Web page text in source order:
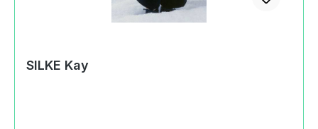
SILKE Laura mit Bekleidung. Die SILKE Laura
Bekleidung ist auch als eigener Artikel 0015-
SILKE Laura:HerkunftHandmade in Germany
SILKE Kay